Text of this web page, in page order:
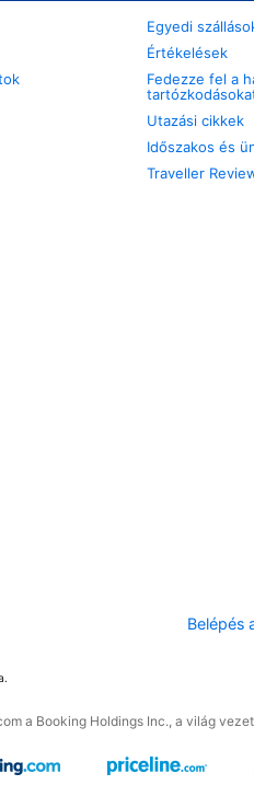
Egyedi
Értékelések
Fedezze fel a
Utazási cikkek
Időszakos és
Traveller
Belépés
a Booking Holdings Inc., a világ